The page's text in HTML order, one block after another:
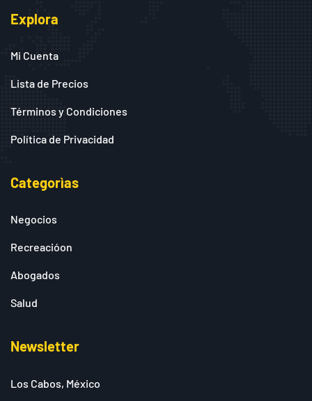
Explora
Mi Cuenta
Lista de Precios
Términos y Condiciones
Política de Privacidad
Categorìas
Negocios
Recreacióon
Abogados
Salud
Newsletter
Los Cabos, México